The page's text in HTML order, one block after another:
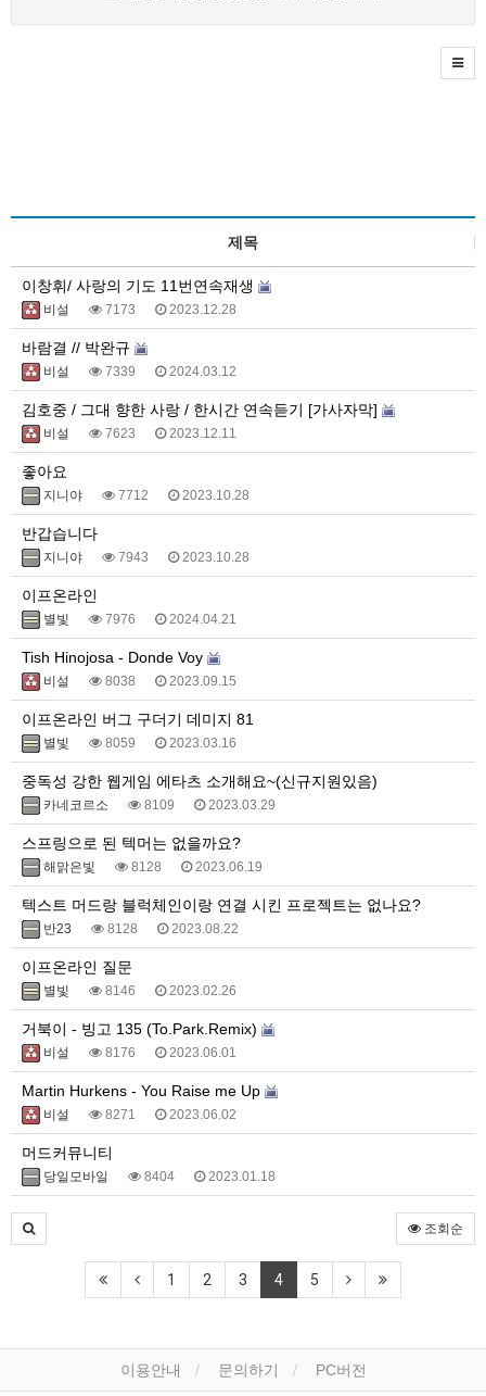
제목
이창휘/ 사랑의 기도 11번연속재생
비설 7173 2023.12.28
바람결 // 박완규
비설 7339 2024.03.12
김호중 / 그대 향한 사랑 / 한시간 연속듣기 [가사자막]
비설 7623 2023.12.11
좋아요
지니야 7712 2023.10.28
반갑습니다
지니야 7943 2023.10.28
이프온라인
별빛 7976 2024.04.21
Tish Hinojosa - Donde Voy
비설 8038 2023.09.15
이프온라인 버그 구더기 데미지 81
별빛 8059 2023.03.16
중독성 강한 웹게임 에타츠 소개해요~(신규지원있음)
카네코르소 8109 2023.03.29
스프링으로 된 텍머는 없을까요?
해맑은빛 8128 2023.06.19
텍스트 머드랑 블럭체인이랑 연결 시킨 프로젝트는 없나요?
반23 8128 2023.08.22
이프온라인 질문
별빛 8146 2023.02.26
거북이 - 빙고 135 (To.Park.Remix)
비설 8176 2023.06.01
Martin Hurkens - You Raise me Up
비설 8271 2023.06.02
머드커뮤니티
당일모바일 8404 2023.01.18
조회순
1 2 3 4 5
이용안내 문의하기 PC버전